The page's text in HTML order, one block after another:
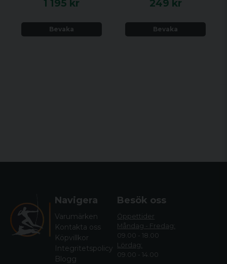
1 195 kr
Bevaka
249 kr
Bevaka
Navigera
Varumärken
Kontakta oss
Köpvillkor
Integritetspolicy
Blogg
Besök oss
Öppettider
Måndag - Fredag:
09.00 - 18.00
Lördag:
09.00 - 14.00